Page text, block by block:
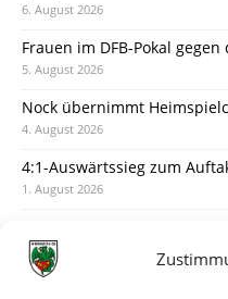
6. August 2026
Frauen im DFB-Pokal gegen
5. August 2026
Nock übernimmt
4. August 2026
4:1-Auswärtssieg zum
1. August 2026
31. Juli 2026